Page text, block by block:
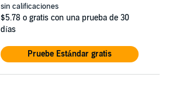
sin calificaciones
$5.78 o gratis con una prueba de 30
días
Pruebe Estándar gratis